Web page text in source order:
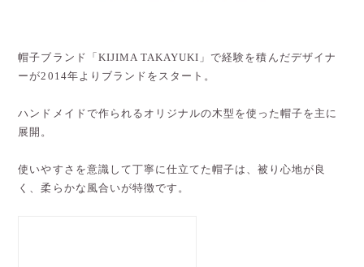
帽子ブランド「KIJIMA TAKAYUKI」で経験を積んだデザイナ
ーが2014年よりブランドをスタート。
ハンドメイドで作られるオリジナルの木型を使った帽子を主に
展開。
使いやすさを意識して丁寧に仕立てた帽子は、被り心地が良
く、柔らかな風合いが特徴です。